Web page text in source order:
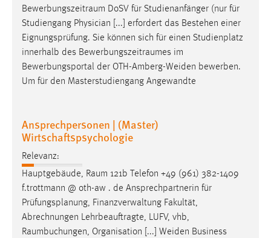
Bewerbungszeitraum DoSV für Studienanfänger (nur für
Studiengang Physician [...] erfordert das Bestehen einer
Eignungsprüfung. Sie können sich für einen Studienplatz
innerhalb des Bewerbungszeitraumes im
Bewerbungsportal der OTH-Amberg-Weiden bewerben.
Um für den Masterstudiengang Angewandte
Ansprechpersonen | (Master)
Wirtschaftspsychologie
Relevanz:
Hauptgebäude, Raum 121b Telefon +49 (961) 382-1409
f.trottmann @ oth-aw . de Ansprechpartnerin für
Prüfungsplanung, Finanzverwaltung Fakultät,
Abrechnungen Lehrbeauftragte, LUFV, vhb,
Raumbuchungen, Organisation [...] Weiden Business